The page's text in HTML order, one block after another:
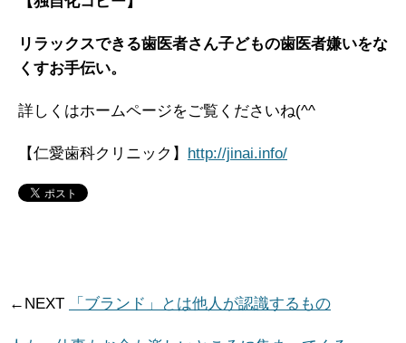
リラックスできる歯医者さん子どもの歯医者嫌いをな
くすお手伝い。
詳しくはホームページをご覧くださいね(^^
【仁愛歯科クリニック】 http://jinai.info/
←NEXT 「ブランド」とは他人が認識するもの